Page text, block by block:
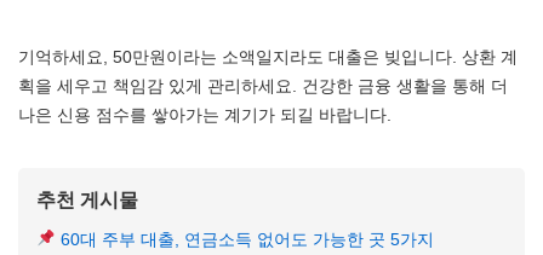
기억하세요, 50만원이라는 소액일지라도 대출은 빚입니다. 상환 계
획을 세우고 책임감 있게 관리하세요. 건강한 금융 생활을 통해 더
나은 신용 점수를 쌓아가는 계기가 되길 바랍니다.
추천 게시물
60대 주부 대출, 연금소득 없어도 가능한 곳 5가지